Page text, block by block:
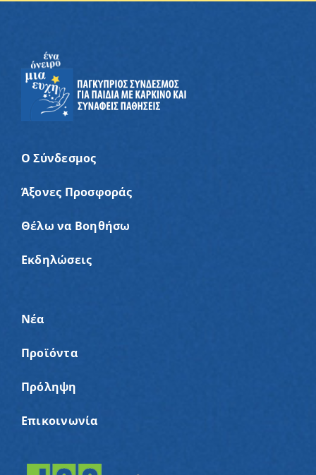
Ο Σύνδεσμος
Άξονες Προσφοράς
Θέλω να Βοηθήσω
Εκδηλώσεις
Νέα
Προϊόντα
Πρόληψη
Επικοινωνία